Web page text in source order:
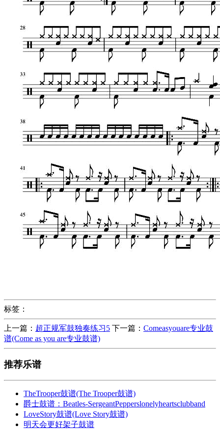
标签：
上一篇： 超正规军鼓独奏练习5 下一篇： Comeasyouare专业鼓
谱(Come as you are专业鼓谱)
推荐乐谱
TheTrooper鼓谱(The Trooper鼓谱)
爵士鼓谱：Beatles-SergeantPepperslonelyheartsclubband
LoveStory鼓谱(Love Story鼓谱)
明天会更好架子鼓谱